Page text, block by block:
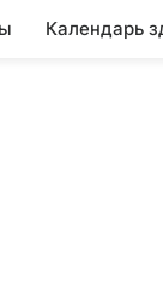
Календарь